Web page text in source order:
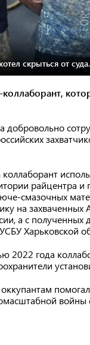
скрыться от суда.
добровольно
райцентра
смазочных
на
а с
Харьковской
года
войны